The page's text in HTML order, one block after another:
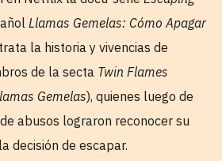
Llamas Gemelas: Cómo Apagar
la historia y vivencias de
de la secta Twin Flames
Gemelas), quienes luego de
abusos lograron reconocer su
decisión de escapar.